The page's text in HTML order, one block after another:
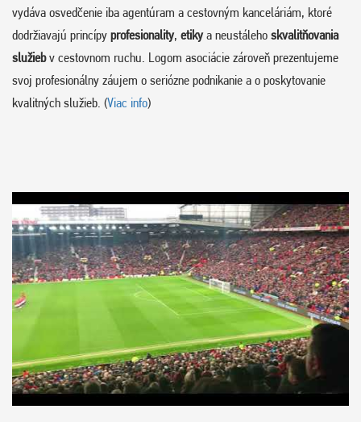
vydáva osvedčenie iba agentúram a cestovným kanceláriám, ktoré
dodržiavajú princípy profesionality, etikya neustáleho skvalitňovania
služiebv cestovnom ruchu. Logom asociácie zároveň prezentujeme
svoj profesionálny záujem o seriózne podnikanie a o poskytovanie
kvalitných služieb. (Viac info)